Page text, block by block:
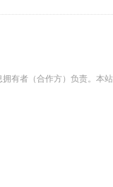
有者（合作方）负责。本